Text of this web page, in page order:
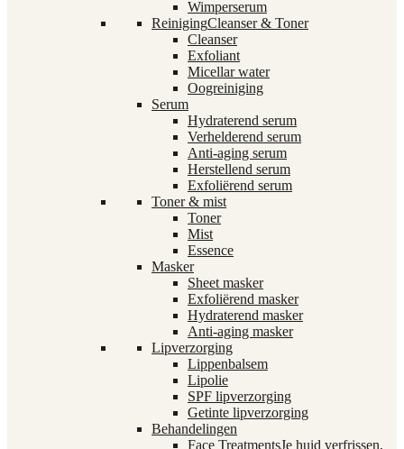
Wimperserum
ReinigingCleanser & Toner
Cleanser
Exfoliant
Micellar water
Oogreiniging
Serum
Hydraterend serum
Verhelderend serum
Anti-aging serum
Herstellend serum
Exfoliërend serum
Toner & mist
Toner
Mist
Essence
Masker
Sheet masker
Exfoliërend masker
Hydraterend masker
Anti-aging masker
Lipverzorging
Lippenbalsem
Lipolie
SPF lipverzorging
Getinte lipverzorging
Behandelingen
Face TreatmentsJe huid verfrissen,